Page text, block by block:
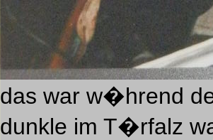
das war w�hrend
dunkle im T�rfalz